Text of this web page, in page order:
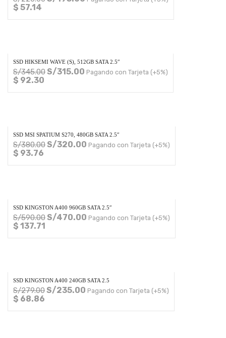
$ 57.14
SSD HIKSEMI WAVE (S), 512GB SATA 2.5″
S/345.00S/315.00 Pagando con Tarjeta (+5%)
$ 92.30
SSD MSI SPATIUM S270, 480GB SATA 2.5″
S/380.00S/320.00 Pagando con Tarjeta (+5%)
$ 93.76
SSD KINGSTON A400 960GB SATA 2.5″
S/590.00S/470.00 Pagando con Tarjeta (+5%)
$ 137.71
SSD KINGSTON A400 240GB SATA 2.5
S/279.00S/235.00 Pagando con Tarjeta (+5%)
$ 68.86